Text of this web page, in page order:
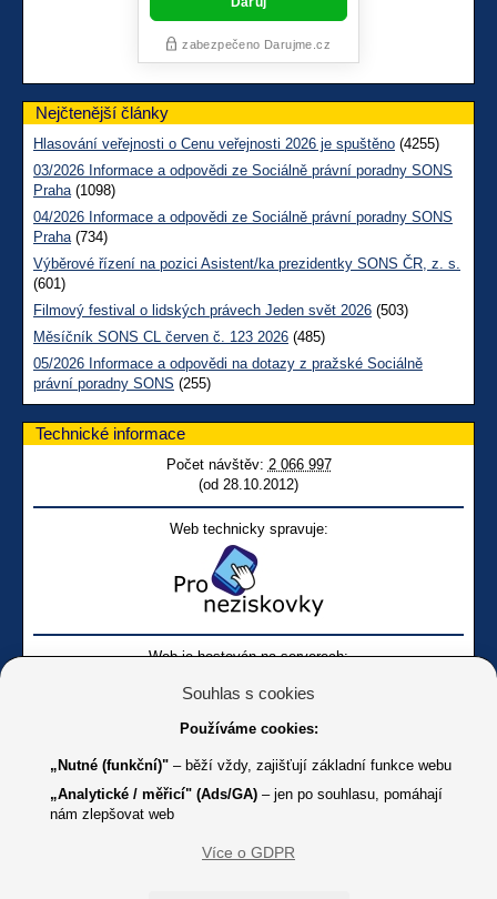
Nejčtenější články
Hlasování veřejnosti o Cenu veřejnosti 2026 je spuštěno (4255)
03/2026 Informace a odpovědi ze Sociálně právní poradny SONS
Praha(1098)
04/2026 Informace a odpovědi ze Sociálně právní poradny SONS
Praha(734)
Výběrové řízení na pozici Asistent/ka prezidentky SONS ČR, z. s.
(601)
Filmový festival o lidských právech Jeden svět 2026 (503)
Měsíčník SONS CL červen č. 123 2026 (485)
05/2026 Informace a odpovědi na dotazy z pražské Sociálně
právní poradny SONS (255)
Technické informace
Počet návštěv: 2 066 997
(od 28.10.2012)
Web technicky spravuje:
Web je hostován na serverech:
Online
Youtube SONS
Souhlas s cookies
Používáme cookies:
„Nutné (funkční)" – běží vždy, zajišťují základní funkce webu
„Analytické / měřicí" (Ads/GA) – jen po souhlasu, pomáhají
nám zlepšovat web
Více o GDPR